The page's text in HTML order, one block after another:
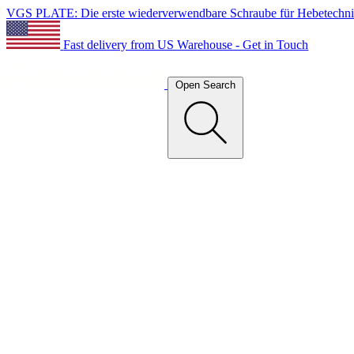
VGS PLATE: Die erste wiederverwendbare Schraube für
Fast delivery from US Warehouse - Get in Touch
Open Search